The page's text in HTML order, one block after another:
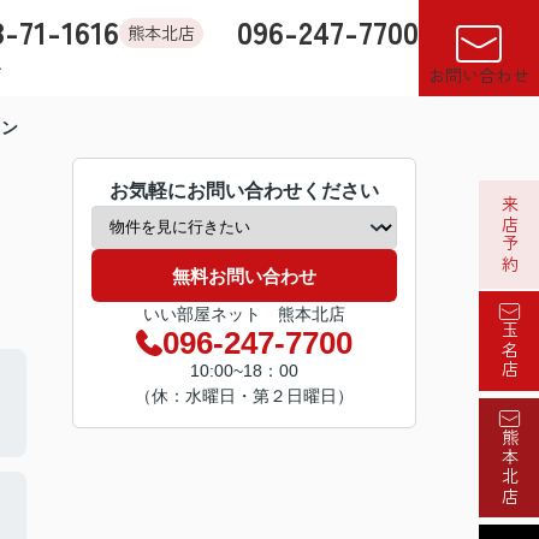
71-1616 熊本北店 096-247-7700
お問い合わせ
お気軽にお問い合わせください
無料お問い合わせ
いい部屋ネット 熊本北店
096-247-7700
10:00~18：00
（休：水曜日・第２日曜日）
来店予約
玉名店
熊本北店